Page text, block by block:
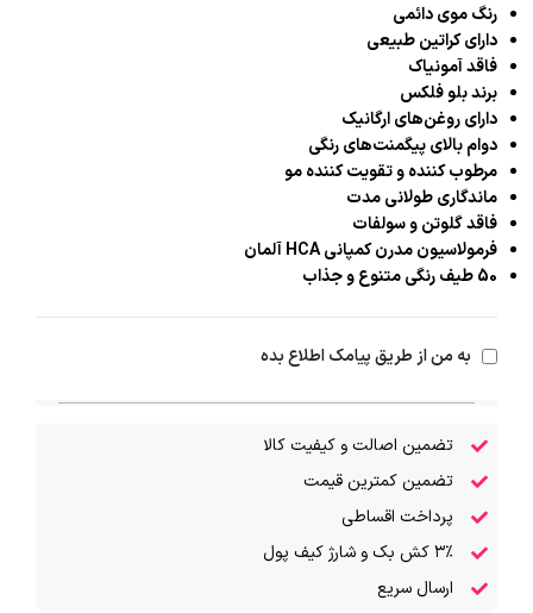
رنگ موی دائمی
دارای کراتین طبیعی
فاقد آمونیاک
برند بلو فلکس
دارای روغن‌های ارگانیک
دوام بالای پیگمنت‌های رنگی
مرطوب کننده و تقویت کننده مو
ماندگاری طولانی مدت
فاقد گلوتن و سولفات
فرمولاسیون مدرن کمپانی HCA آلمان
50 طیف رنگی متنوع و جذاب
به من از طریق پیامک اطلاع بده
تضمین اصالت و کیفیت کالا
تضمین کمترین قیمت
پرداخت اقساطی
۳٪ کش بک و شارژ کیف پول
ارسال سریع